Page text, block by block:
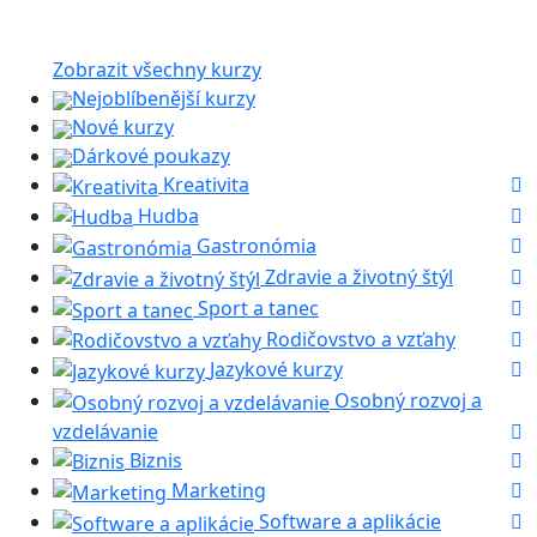
Zobrazit všechny kurzy
Nejoblíbenější kurzy
Nové kurzy
Dárkové poukazy
Kreativita
Hudba
Gastronómia
Zdravie a životný štýl
Sport a tanec
Rodičovstvo a vzťahy
Jazykové kurzy
Osobný rozvoj a
vzdelávanie
Biznis
Marketing
Software a aplikácie